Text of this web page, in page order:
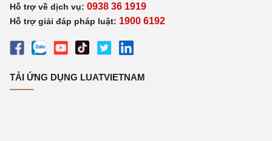
Hỗ trợ về dịch vụ: 0938 36 1919
Hỗ trợ giải đáp pháp luật: 1900 6192
TẢI ỨNG DỤNG LUATVIETNAM